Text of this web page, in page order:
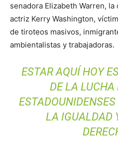
senadora Elizabeth Warren,
actriz Kerry Washington,
de tiroteos masivos,
ambientalistas y trabajadoras.
ESTAR AQUÍ HOY
DE LA LUCHA
LA IGUALDAD